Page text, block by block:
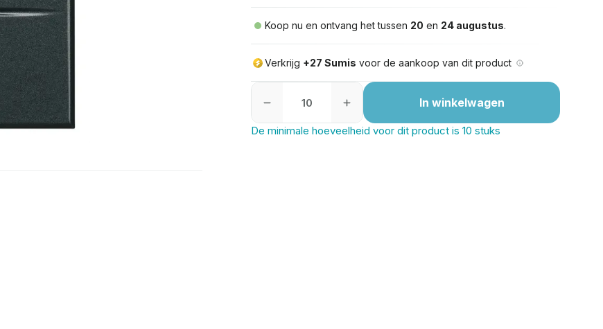
Koop nu en ontvang het tussen 20 en 24 augustus.
Verkrijg +27 Sumis voor de aankoop van dit product
In winkelwagen
De minimale hoeveelheid voor dit product is 10 stuks